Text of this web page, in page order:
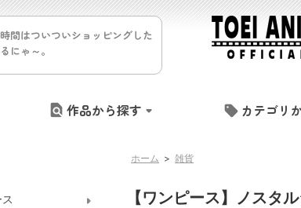
間はついついショッピングした
にゃ～。
作品から探す カテゴリ
ホーム > 雑貨
【ワンピース】ノス